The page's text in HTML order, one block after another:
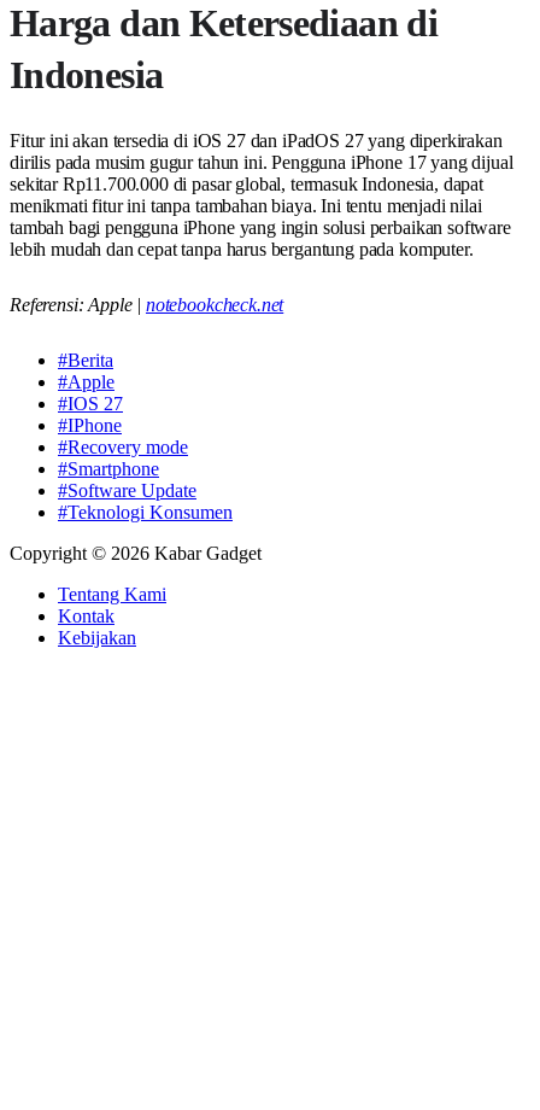
Harga dan Ketersediaan di
Indonesia
Fitur ini akan tersedia di iOS 27 dan iPadOS 27 yang diperkirakan
dirilis pada musim gugur tahun ini. Pengguna iPhone 17 yang dijual
sekitar Rp11.700.000 di pasar global, termasuk Indonesia, dapat
menikmati fitur ini tanpa tambahan biaya. Ini tentu menjadi nilai
tambah bagi pengguna iPhone yang ingin solusi perbaikan software
lebih mudah dan cepat tanpa harus bergantung pada komputer.
Referensi: Apple | notebookcheck.net
#Berita
#Apple
#IOS 27
#IPhone
#Recovery mode
#Smartphone
#Software Update
#Teknologi Konsumen
Copyright © 2026 Kabar Gadget
Tentang Kami
Kontak
Kebijakan